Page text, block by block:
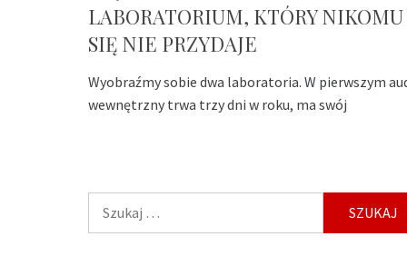
LABORATORIUM, KTÓRY NIKOMU
SIĘ NIE PRZYDAJE
Wyobraźmy sobie dwa laboratoria. W pierwszym
wewnętrzny trwa trzy dni w roku, ma swój